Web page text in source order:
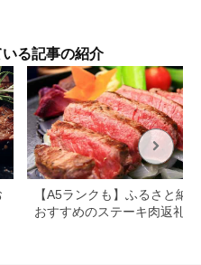
る記事の紹介
【A5ランクも】ふるさと納
おすすめのステーキ肉返礼品